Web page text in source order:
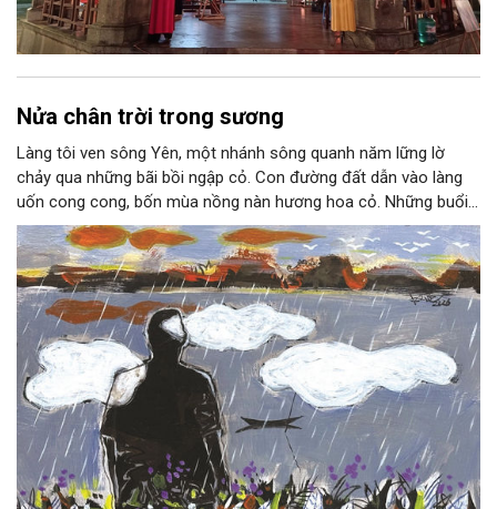
Nửa chân trời trong sương
Làng tôi ven sông Yên, một nhánh sông quanh năm lững lờ
chảy qua những bãi bồi ngập cỏ. Con đường đất dẫn vào làng
uốn cong cong, bốn mùa nồng nàn hương hoa cỏ. Những buổi
hoàng hôn, khi nắng đã dịu xuống phía cuối sông, đám hoa tím
lại thẫm màu như có ai vừa rắc lên một lớp khói.